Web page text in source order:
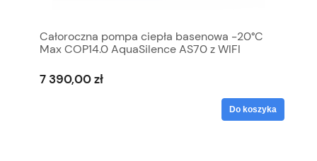
Całoroczna pompa ciepła basenowa -20°C
Max COP14.0 AquaSilence AS70 z WIFI
7 390,00 zł
Do koszyka